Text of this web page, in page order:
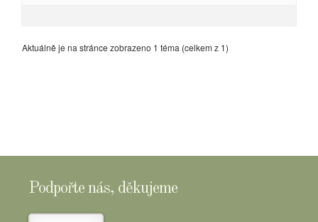
Aktuálně je na stránce zobrazeno 1 téma (celkem z 1)
Podpořte nás, děkujeme